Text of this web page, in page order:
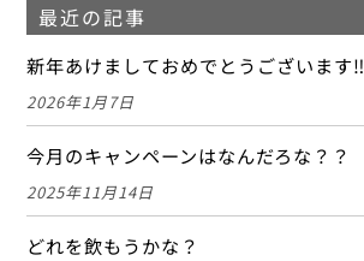
最近の記事
新年あけましておめでとうございます‼
2026年1月7日
今月のキャンペーンはなんだろな？？
2025年11月14日
どれを飲もうかな？